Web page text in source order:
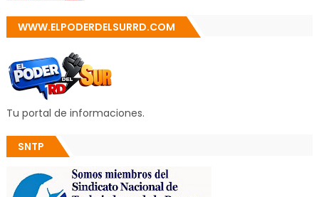
WWW.ELPODERDELSURRD.COM
Tu portal de informaciones.
SNTP